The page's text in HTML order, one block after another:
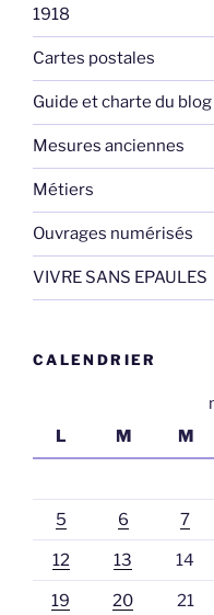
1918
Cartes postales
Guide et charte du blog
Mesures anciennes
Métiers
Ouvrages numérisés
VIVRE SANS EPAULES
CALENDRIER
L
M M
5 6 7
12 13 14
19 20 21